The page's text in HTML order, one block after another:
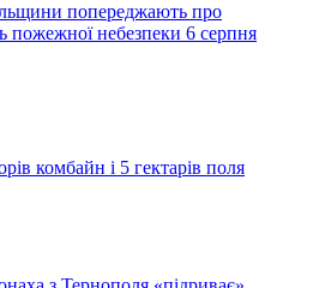
попереджають про
пожежної небезпеки 6 серпня
комбайн і 5 гектарів поля